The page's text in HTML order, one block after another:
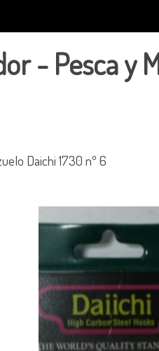
- Pesca y
Daichi 1730 nº 6